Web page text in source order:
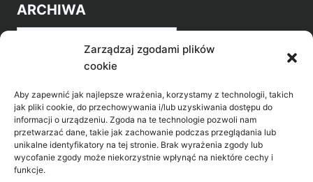
Zarządzaj zgodami plików
cookie
Aby zapewnić jak najlepsze wrażenia, korzystamy z technologii, takich
jak pliki cookie, do przechowywania i/lub uzyskiwania dostępu do
informacji o urządzeniu. Zgoda na te technologie pozwoli nam
przetwarzać dane, takie jak zachowanie podczas przeglądania lub
unikalne identyfikatory na tej stronie. Brak wyrażenia zgody lub
wycofanie zgody może niekorzystnie wpłynąć na niektóre cechy i
funkcje.
ARCHIWA
Archiwa
POZNAJ LEPIEJ NASZ REGION
>Gołdap Mazurski Zdrój